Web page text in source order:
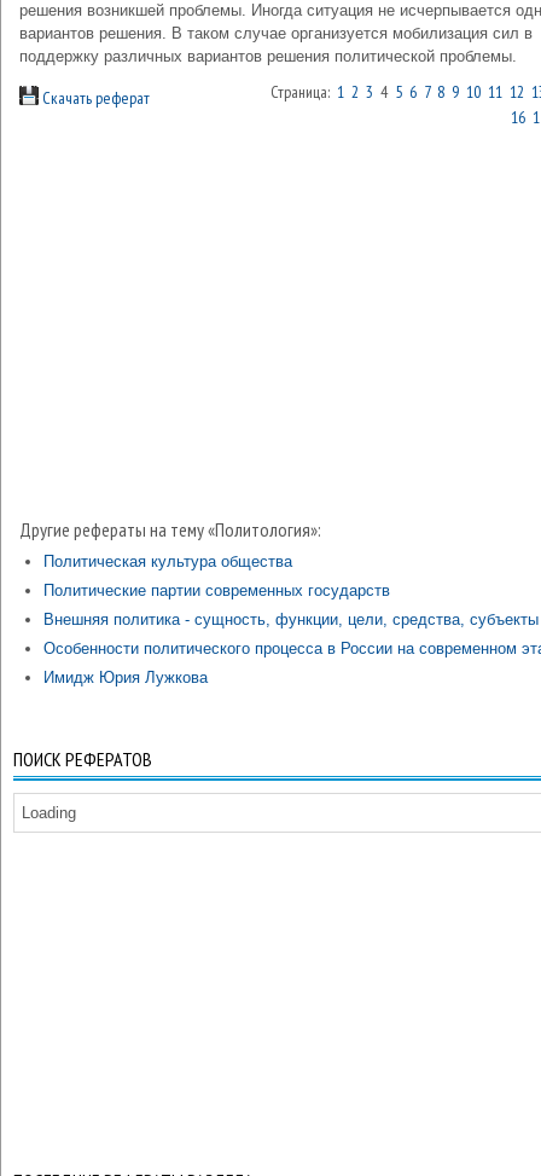
решения возникшей проблемы. Иногда ситуация не исчерпывается
вариантов решения. В таком случае организуется мобилизация сил в
поддержку различных вариантов решения политической проблемы.
Скачать реферат Страница: 1 2 3 4 5 6 7 8 9 10 11 12
16
Другие рефераты на тему «Политология»:
Политическая культура общества
Политические партии современных государств
Внешняя политика - сущность, функции, цели, средства, субъекты
Особенности политического процесса в России на современном
Имидж Юрия Лужкова
ПОИСК РЕФЕРАТОВ
Loading